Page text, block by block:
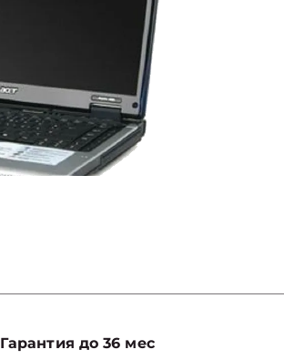
Гарантия до 36 мес